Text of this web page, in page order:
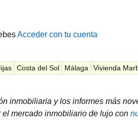
Acceder con tu cuenta
Costa del Sol Málaga Vivienda
inmobiliaria y los informes más
mercado inmobiliario de lujo con